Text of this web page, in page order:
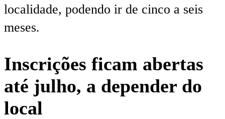
localidade, podendo ir de cinco a seis
meses.
Inscrições ficam abertas
até julho, a depender do
local